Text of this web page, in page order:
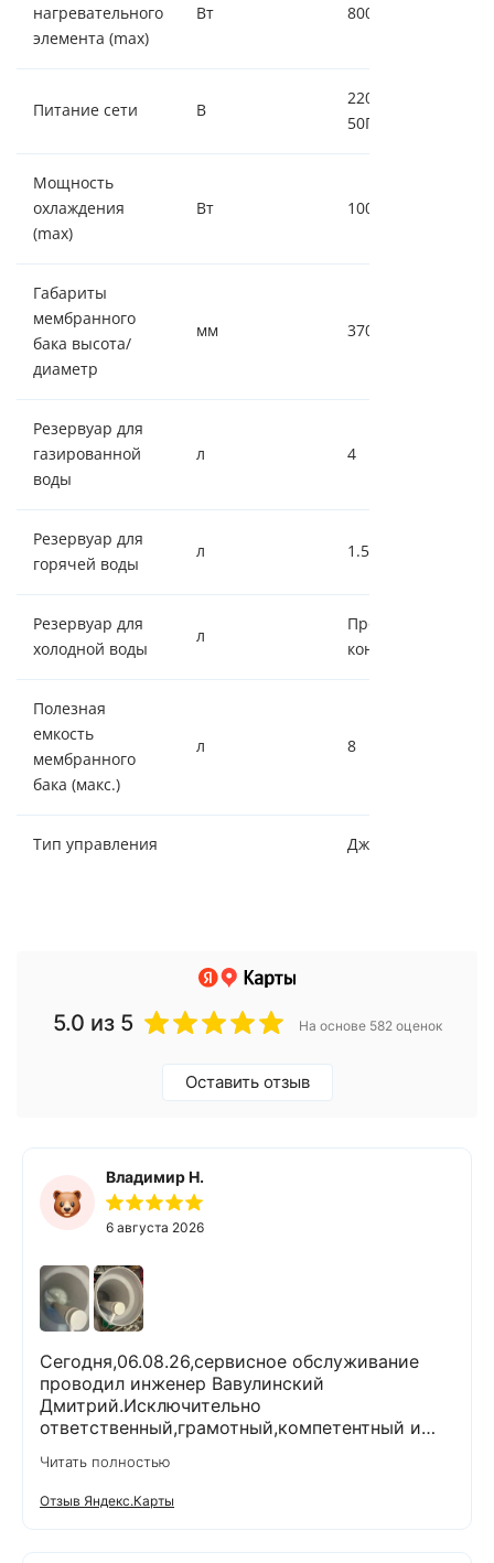
нагревательного
элемента (max)
Вт 800
Питание сети В
220 ± 5%,
50Гц
Мощность
охлаждения
(max)
Вт 100
Габариты
мембранного
бака высота/
диаметр
мм 370/260
Резервуар для
газированной
воды
л 4
Резервуар для
горячей воды
л 1.5
Резервуар для
холодной воды
л
Проточный
контур
Полезная
емкость
мембранного
бака (макс.)
л 8
Тип управления Джойстик
5.0 из 5 На основе 582 оценок
Оставить отзыв
Владимир Н.
6 августа 2026
Сегодня,06.08.26,сервисное обслуживание
проводил инженер Вавулинский
Дмитрий.Исключительно
ответственный,грамотный,компетентный и
выполнены очень тщательно и качественно.На
все вопросы ответил
профессионально.Проанализировал и
Читать полностью
Отзыв Яндекс.Карты